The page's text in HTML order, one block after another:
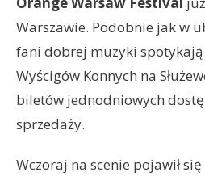
Warszawie. Podobnie jak w
fani dobrej muzyki spotykają
Wyścigów Konnych na
biletów jednodniowych
sprzedaży.
Wczoraj na scenie pojawił